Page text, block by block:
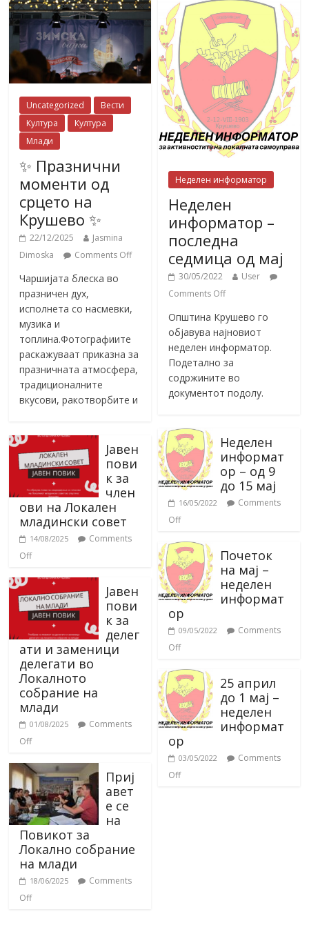
Uncategorized
Вести
Култура
Култура
Млади
✨ Празнични
моменти од
срцето на
Крушево ✨
22/12/2025
Jasmina
Dimoska
Comments Off
Чаршијата блеска во
празничен дух,
исполнета со насмевки,
музика и
топлина.Фотографиите
раскажуваат приказна за
празничната атмосфера,
традиционалните
вкусови, ракотворбите и
Јавен
пови
к за
член
ови на Локален
младински совет
14/08/2025
Comments
Off
Јавен
пови
к за
делег
ати и заменици
делегати во
Локалното
собрание на
млади
01/08/2025
Comments
Off
Приј
авет
е се
на
Повикот за
Локално собрание
на млади
18/06/2025
Comments
Off
Неделен информатор
Неделен
информатор –
последна
седмица од мај
30/05/2022
User
Comments Off
Општина Крушево го
објавува најновиот
неделен информатор.
Подетално за
содржините во
документот подолу.
Неделен
информат
ор – од 9
до 15 мај
16/05/2022
Comments
Off
Почеток
на мај –
неделен
информат
ор
09/05/2022
Comments
Off
25 април
до 1 мај –
неделен
информат
ор
03/05/2022
Comments
Off